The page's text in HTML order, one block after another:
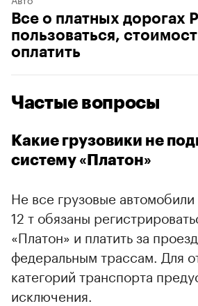
Все о платных дорогах
пользоваться,
оплатить
Частые вопросы
Какие грузовики не
систему «Платон»
Не все грузовые
12 т обязаны
«Платон» и платить за
федеральным трассам. Для
категорий транспорта
исключения.